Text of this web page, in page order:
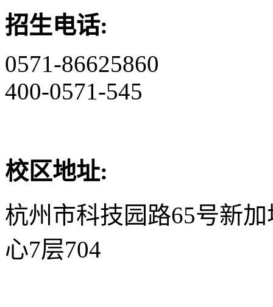
招生电话:
0571-86625860
400-0571-545
校区地址:
杭州市科技园路65号新
心7层704